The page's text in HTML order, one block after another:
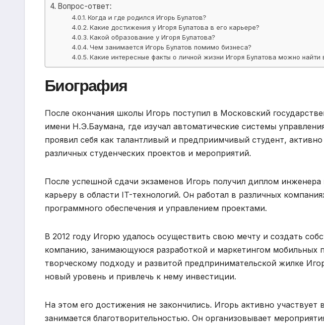
Вопрос-ответ:
Когда и где родился Игорь Булатов?
Какие достижения у Игоря Булатова в его карьере?
Какой образование у Игоря Булатова?
Чем занимается Игорь Булатов помимо бизнеса?
Какие интересные факты о личной жизни Игоря Булатова можно найти
Биография
После окончания школы Игорь поступил в Московский
имени Н.Э.Баумана, где изучал автоматические системы
проявил себя как талантливый и предприимчивый студент,
различных студенческих проектов и мероприятий.
После успешной сдачи экзаменов Игорь получил диплом
карьеру в области IT-технологий. Он работал в различных
программного обеспечения и управлением проектами.
В 2012 году Игорю удалось осуществить свою мечту и создать
компанию, занимающуюся разработкой и маркетингом мобильных
творческому подходу и развитой предпринимательской жилке
новый уровень и привлечь к нему инвестиции.
На этом его достижения не закончились. Игорь активно участвует
занимается благотворительностью. Он организовывает